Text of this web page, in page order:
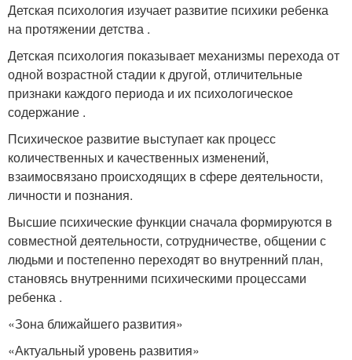
Детская психология изучает развитие психики ребенка
на протяжении детства .
Детская психология показывает механизмы перехода от
одной возрастной стадии к другой, отличительные
признаки каждого периода и их психологическое
содержание .
Психическое развитие выступает как процесс
количественных и качественных изменений,
взаимосвязано происходящих в сфере деятельности,
личности и познания.
Высшие психические функции сначала формируются в
совместной деятельности, сотрудничестве, общении с
людьми и постепенно переходят во внутренний план,
становясь внутренними психическими процессами
ребенка .
«Зона ближайшего развития»
«Актуальный уровень развития»